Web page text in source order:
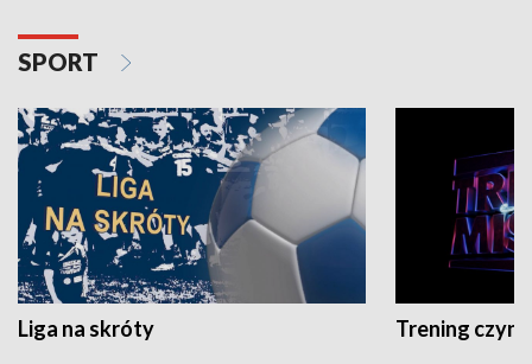
SPORT
Liga na skróty Trening czyni